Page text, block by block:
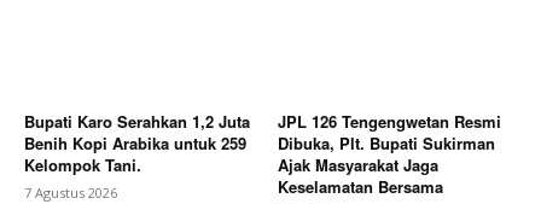
Company
About
Bupati Karo Serahkan 1,2 Juta
Benih Kopi Arabika untuk 259
Kelompok Tani.
7 Agustus 2026
JPL 126 Tengengwetan Resmi
Dibuka, Plt. Bupati Sukirman
Ajak Masyarakat Jaga
Keselamatan Bersama